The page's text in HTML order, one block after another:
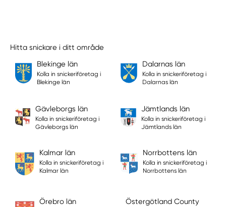
Hitta snickare i ditt område
Blekinge län
Kolla in snickeriföretag i
Blekinge län
Dalarnas län
Kolla in snickeriföretag i
Dalarnas län
Gävleborgs län
Kolla in snickeriföretag i
Gävleborgs län
Jämtlands län
Kolla in snickeriföretag i
Jämtlands län
Kalmar län
Kolla in snickeriföretag i
Kalmar län
Norrbottens län
Kolla in snickeriföretag i
Norrbottens län
Örebro län Östergötland County